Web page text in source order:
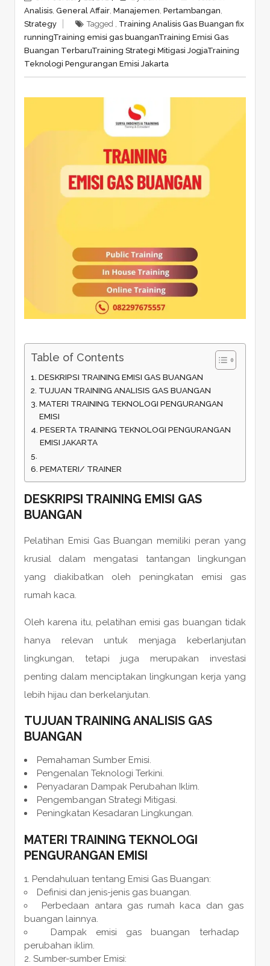
Analisis, General Affair, Manajemen, Pertambangan,
Strategy
Tagged , Training Analisis Gas Buangan fix
runningTraining emisi gas buanganTraining Emisi Gas
Buangan TerbaruTraining Strategi Mitigasi JogjaTraining
Teknologi Pengurangan Emisi Jakarta
Table of Contents
DESKRIPSI TRAINING EMISI GAS BUANGAN
TUJUAN TRAINING ANALISIS GAS BUANGAN
MATERI TRAINING TEKNOLOGI PENGURANGAN
EMISI
PESERTA TRAINING TEKNOLOGI PENGURANGAN
EMISI JAKARTA
PEMATERI/ TRAINER
DESKRIPSI TRAINING EMISI GAS
BUANGAN
Pelatihan Emisi Gas Buangan memiliki peran yang
krusial dalam mengatasi tantangan lingkungan
yang diakibatkan oleh peningkatan emisi gas
rumah kaca.
Oleh karena itu, pelatihan emisi gas buangan tidak
hanya relevan untuk menjaga keberlanjutan
lingkungan, tetapi juga merupakan investasi
penting dalam menciptakan lingkungan kerja yang
lebih hijau dan berkelanjutan.
TUJUAN TRAINING ANALISIS GAS
BUANGAN
Pemahaman Sumber Emisi.
Pengenalan Teknologi Terkini.
Penyadaran Dampak Perubahan Iklim.
Pengembangan Strategi Mitigasi.
Peningkatan Kesadaran Lingkungan.
MATERI TRAINING TEKNOLOGI
PENGURANGAN EMISI
Pendahuluan tentang Emisi Gas Buangan:
Definisi dan jenis-jenis gas buangan.
Perbedaan antara gas rumah kaca dan gas
buangan lainnya.
Dampak emisi gas buangan terhadap
perubahan iklim.
Sumber-sumber Emisi: